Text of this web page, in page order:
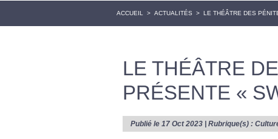
ACCUEIL > ACTUALITÉS > LE THÉÂTRE DES
LE THÉÂTRE
PRÉSENTE «
Publié le 17 Oct 2023 | Rubrique(s) :